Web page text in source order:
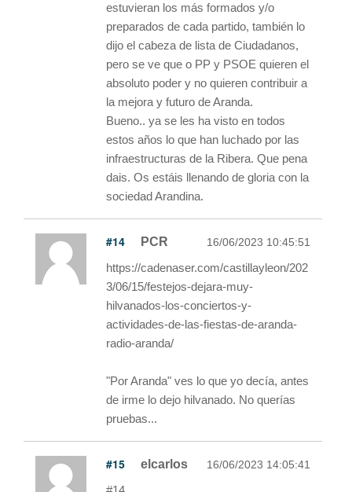
estuvieran los más formados y/o
preparados de cada partido, también lo
dijo el cabeza de lista de Ciudadanos,
pero se ve que o PP y PSOE quieren el
absoluto poder y no quieren contribuir a
la mejora y futuro de Aranda.
Bueno.. ya se les ha visto en todos
estos años lo que han luchado por las
infraestructuras de la Ribera. Que pena
dais. Os estáis llenando de gloria con la
sociedad Arandina.
#14 PCR 16/06/2023 10:45:51
https://cadenaser.com/castillayleon/202
3/06/15/festejos-dejara-muy-
hilvanados-los-conciertos-y-
actividades-de-las-fiestas-de-aranda-
radio-aranda/
"Por Aranda" ves lo que yo decía, antes
de irme lo dejo hilvanado. No querías
pruebas...
#15 elcarlos 16/06/2023 14:05:41